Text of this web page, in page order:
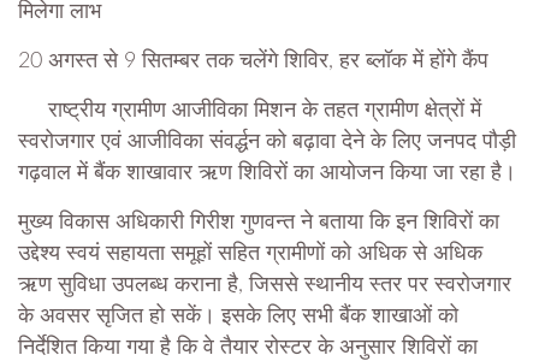
मिलेगा लाभ
20 अगस्त से 9 सितम्बर तक चलेंगे शिविर, हर ब्लॉक में होंगे कैंप
राष्ट्रीय ग्रामीण आजीविका मिशन के तहत ग्रामीण क्षेत्रों में
स्वरोजगार एवं आजीविका संवर्द्धन को बढ़ावा देने के लिए जनपद पौड़ी
गढ़वाल में बैंक शाखावार ऋण शिविरों का आयोजन किया जा रहा है।
मुख्य विकास अधिकारी गिरीश गुणवन्त ने बताया कि इन शिविरों का
उद्देश्य स्वयं सहायता समूहों सहित ग्रामीणों को अधिक से अधिक
ऋण सुविधा उपलब्ध कराना है, जिससे स्थानीय स्तर पर स्वरोजगार
के अवसर सृजित हो सकें। इसके लिए सभी बैंक शाखाओं को
निर्देशित किया गया है कि वे तैयार रोस्टर के अनुसार शिविरों का